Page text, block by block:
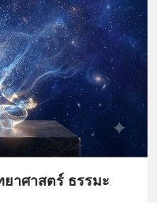
ยาศาสตร์ ธรรมะ